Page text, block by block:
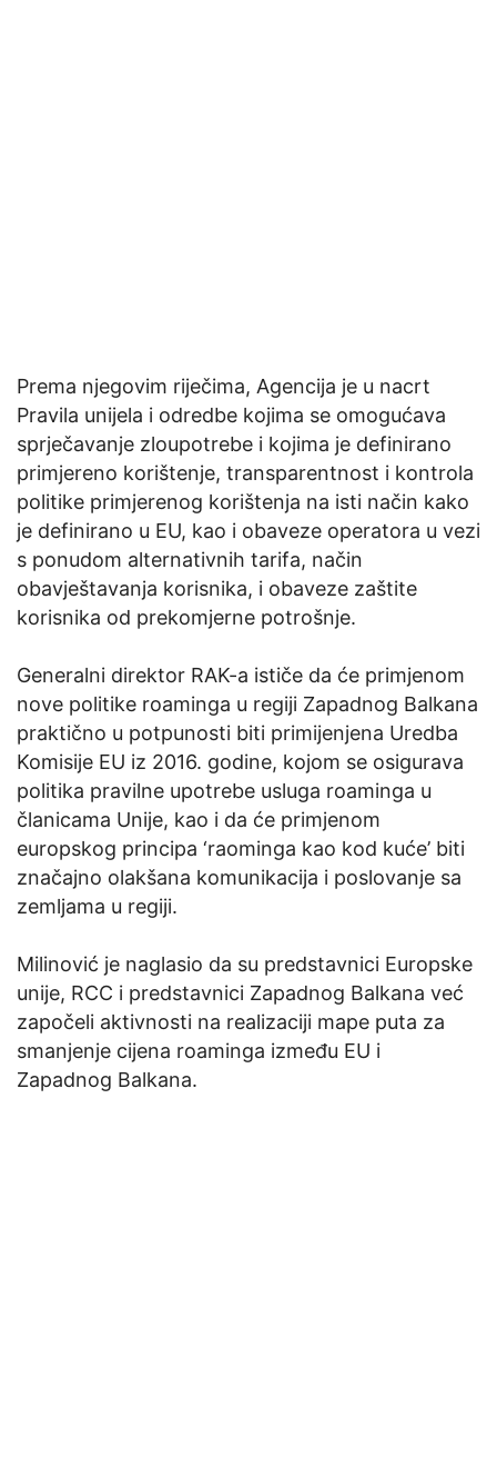
Prema njegovim riječima, Agencija je u nacrt
Pravila unijela i odredbe kojima se omogućava
sprječavanje zloupotrebe i kojima je definirano
primjereno korištenje, transparentnost i kontrola
politike primjerenog korištenja na isti način kako
je definirano u EU, kao i obaveze operatora u vezi
s ponudom alternativnih tarifa, način
obavještavanja korisnika, i obaveze zaštite
korisnika od prekomjerne potrošnje.
Generalni direktor RAK-a ističe da će primjenom
nove politike roaminga u regiji Zapadnog Balkana
praktično u potpunosti biti primijenjena Uredba
Komisije EU iz 2016. godine, kojom se osigurava
politika pravilne upotrebe usluga roaminga u
članicama Unije, kao i da će primjenom
europskog principa ‘raominga kao kod kuće’ biti
značajno olakšana komunikacija i poslovanje sa
zemljama u regiji.
Milinović je naglasio da su predstavnici Europske
unije, RCC i predstavnici Zapadnog Balkana već
započeli aktivnosti na realizaciji mape puta za
smanjenje cijena roaminga između EU i
Zapadnog Balkana.